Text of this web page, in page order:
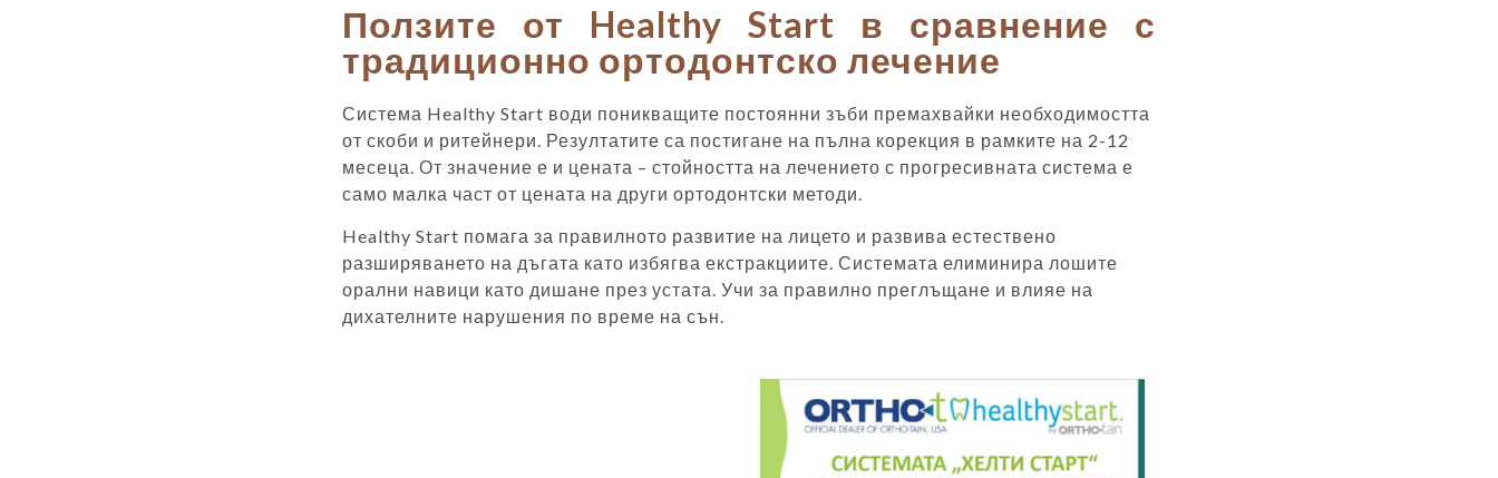
Ползите от Healthy Start в сравнение с
традиционно ортодонтско лечение
Система Healthy Start води поникващите постоянни зъби премахвайки необходимостта
от скоби и ритейнери. Резултатите са постигане на пълна корекция в рамките на 2-12
месеца. От значение е и цената – стойността на лечението с прогресивната система е
само малка част от цената на други ортодонтски методи.
Healthy Start помага за правилното развитие на лицето и развива естествено
разширяването на дъгата като избягва екстракциите. Системата елиминира лошите
орални навици като дишане през устата. Учи за правилно преглъщане и влияе на
дихателните нарушения по време на сън.